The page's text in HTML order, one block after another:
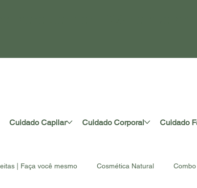
Cuidado Capilar Cuidado Corporal Cuidado
| Faça você mesmo Cosmética Natural